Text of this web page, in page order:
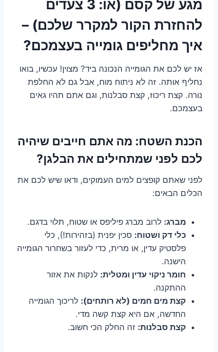
מגע של קסם (או: 3 צעדים
להחזרת הקור למקרר שלכם) –
איך מחליפים גומייה בעצמכם?
אז יש לכם את הגומייה הנכונה ביד? מצוין! עכשיו, בואו
נחליף אותה. זה לא ניתוח מוח, אבל גם לא החלפת
נורה. קצת ריכוז, קצת סבלנות, וגם אתם תהיו גאים
בעצמכם.
הכנת השטח: מה אתם חייבים שיהיה
לכם לפני שמתחילים את הבלגן?
לפני שאתם קופצים למים העמוקים, ודאו שיש לכם את
הכלים הבאים:
מברג: לרוב מברג פיליפס או שטוח, תלוי בדגם.
כלי דק ושטוח: סכין יפנית (בזהירות!), כלי
פלסטיק עדין, או מרית, כדי לעזור בשחרור הגומייה
הישנה.
חומר ניקוי עדין ומטלית: לנקות את אזור
ההתקנה.
קצת מים חמים (לא רותחים): לריכוך הגומייה
החדשה, אם היא קצת קשה מדי.
קצת סבלנות: זה החלק הכי חשוב.